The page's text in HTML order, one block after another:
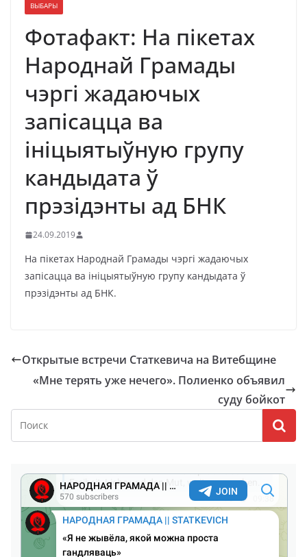
ВЫБАРЫ
Фотафакт: На пікетах
Народнай Грамады
чэргі жадаючых
запісацца ва
ініцыятыўную групу
кандыдата ў
прэзідэнты ад БНК
24.09.2019
На пікетах Народнай Грамады чэргі жадаючых
запісацца ва ініцыятыўную групу кандыдата ў
прэзідэнты ад БНК.
Открытые встречи Статкевича на Витебщине
«Мне терять уже нечего». Полиенко объявил
суду бойкот